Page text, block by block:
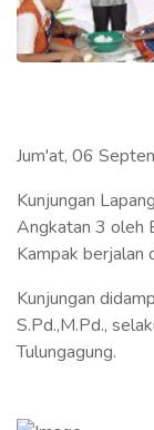
Jum'at, 06
Kunjungan
Angkatan 3 oleh
Kampak berjalan
Kunjungan
S.Pd.,M.Pd.,
Tulungagung.